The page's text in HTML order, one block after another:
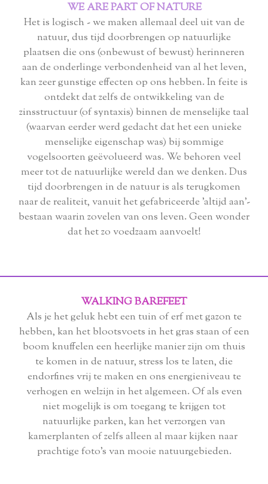
WE ARE PART OF NATURE
Het is logisch - we maken allemaal deel uit van de
natuur, dus tijd doorbrengen op natuurlijke
plaatsen die ons (onbewust of bewust) herinneren
aan de onderlinge verbondenheid van al het leven,
kan zeer gunstige effecten op ons hebben. In feite is
ontdekt dat zelfs de ontwikkeling van de
zinsstructuur (of syntaxis) binnen de menselijke taal
(waarvan eerder werd gedacht dat het een unieke
menselijke eigenschap was) bij sommige
vogelsoorten geëvolueerd was. We behoren veel
meer tot de natuurlijke wereld dan we denken. Dus
tijd doorbrengen in de natuur is als terugkomen
naar de realiteit, vanuit het gefabriceerde 'altijd aan'-
bestaan ​​waarin zovelen van ons leven. Geen wonder
dat het zo voedzaam aanvoelt!
WALKING BAREFEET
Als je het geluk hebt een tuin of erf met gazon te
hebben, kan het blootsvoets in het gras staan ​​of een
boom knuffelen een heerlijke manier zijn om thuis
te komen in de natuur, stress los te laten, die
endorfines vrij te maken en ons energieniveau te
verhogen en welzijn in het algemeen. Of als even
niet mogelijk is om toegang te krijgen tot
natuurlijke parken, kan het verzorgen van
kamerplanten of zelfs alleen al maar kijken naar
prachtige foto's van mooie natuurgebieden.